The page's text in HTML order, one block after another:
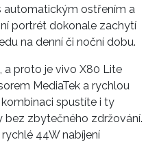
automatickým ostřením a
portrét dokonale zachytí
na denní či noční dobu.
a proto je vivo X80 Lite
MediaTek a rychlou
spustíte i ty
bez zbytečného zdržování.
44W nabíjení